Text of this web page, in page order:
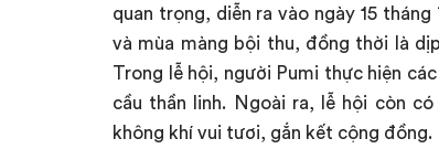
quan trọng, diễn ra vào ngày 15
và mùa màng bội thu, đồng thời là
Trong lễ hội, người Pumi thực hiện
cầu thần linh. Ngoài ra, lễ hội còn
không khí vui tươi, gắn kết cộng đồng.